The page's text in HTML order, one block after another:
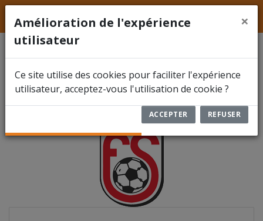
LFFSHainaut
ULTRASLAN BASSE
ROUX7689
Amélioration de l'expérience
utilisateur
×
Ce site utilise des cookies pour faciliter l'expérience
utilisateur, acceptez-vous l'utilisation de cookie ?
ACCEPTER REFUSER
FÉDÉRATION
COMPÉTITIONS
DOCUMENTS
ARBITRES
ENCODER UN RÉSULTAT